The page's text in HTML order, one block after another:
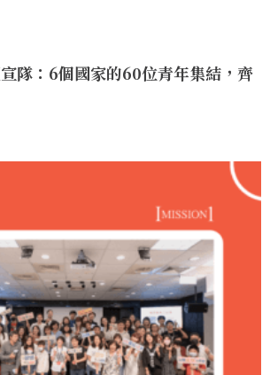
隊：6個國家的60位青年集結，齊